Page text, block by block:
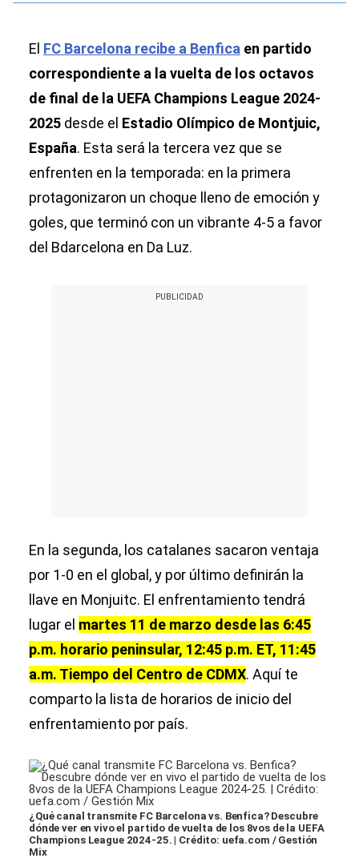
El FC Barcelona recibe a Benfica en partido
correspondiente a la vuelta de los octavos
de final de la UEFA Champions League 2024-
2025 desde el Estadio Olímpico de Montjuic,
España. Esta será la tercera vez que se
enfrenten en la temporada: en la primera
protagonizaron un choque lleno de emoción y
goles, que terminó con un vibrante 4-5 a favor
del Bdarcelona en Da Luz.
En la segunda, los catalanes sacaron ventaja
por 1-0 en el global, y por último definirán la
llave en Monjuitc. El enfrentamiento tendrá
lugar el martes 11 de marzo desde las 6:45
p.m. horario peninsular, 12:45 p.m. ET, 11:45
a.m. Tiempo del Centro de CDMX. Aquí te
comparto la lista de horarios de inicio del
enfrentamiento por país.
¿Qué canal transmite FC Barcelona vs. Benfica? Descubre
dónde ver en vivo el partido de vuelta de los 8vos de la UEFA
Champions League 2024-25. | Crédito: uefa.com / Gestión
Mix